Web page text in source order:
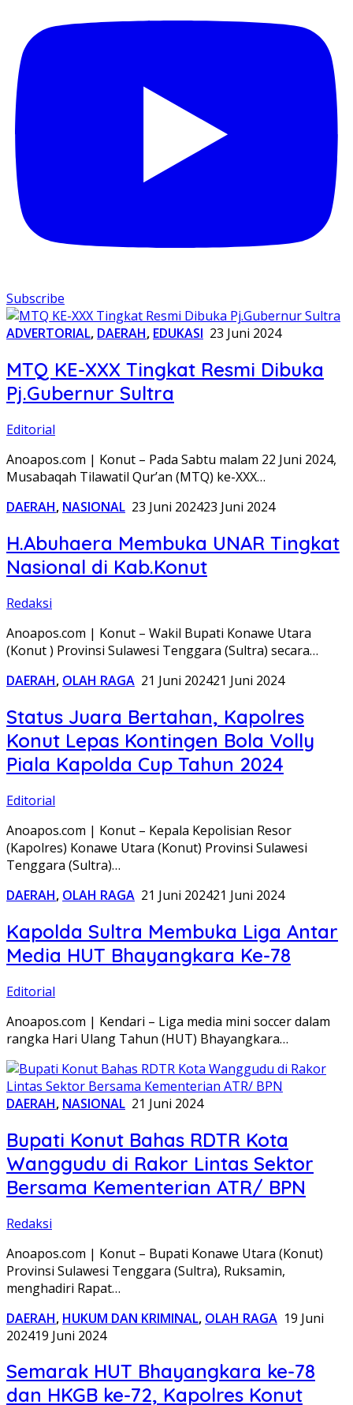
Subscribe
ADVERTORIAL, DAERAH, EDUKASI 23 Juni 2024
MTQ KE-XXX Tingkat Resmi Dibuka
Pj.Gubernur Sultra
Editorial
Anoapos.com | Konut – Pada Sabtu malam 22 Juni 2024,
Musabaqah Tilawatil Qur’an (MTQ) ke-XXX…
DAERAH, NASIONAL 23 Juni 202423 Juni 2024
H.Abuhaera Membuka UNAR Tingkat
Nasional di Kab.Konut
Redaksi
Anoapos.com | Konut – Wakil Bupati Konawe Utara
(Konut ) Provinsi Sulawesi Tenggara (Sultra) secara…
DAERAH, OLAH RAGA 21 Juni 202421 Juni 2024
Status Juara Bertahan, Kapolres
Konut Lepas Kontingen Bola Volly
Piala Kapolda Cup Tahun 2024
Editorial
Anoapos.com | Konut – Kepala Kepolisian Resor
(Kapolres) Konawe Utara (Konut) Provinsi Sulawesi
Tenggara (Sultra)…
DAERAH, OLAH RAGA 21 Juni 202421 Juni 2024
Kapolda Sultra Membuka Liga Antar
Media HUT Bhayangkara Ke-78
Editorial
Anoapos.com | Kendari – Liga media mini soccer dalam
rangka Hari Ulang Tahun (HUT) Bhayangkara…
DAERAH, NASIONAL 21 Juni 2024
Bupati Konut Bahas RDTR Kota
Wanggudu di Rakor Lintas Sektor
Bersama Kementerian ATR/ BPN
Redaksi
Anoapos.com | Konut – Bupati Konawe Utara (Konut)
Provinsi Sulawesi Tenggara (Sultra), Ruksamin,
menghadiri Rapat…
DAERAH, HUKUM DAN KRIMINAL, OLAH RAGA 19 Juni
202419 Juni 2024
Semarak HUT Bhayangkara ke-78
dan HKGB ke-72, Kapolres Konut